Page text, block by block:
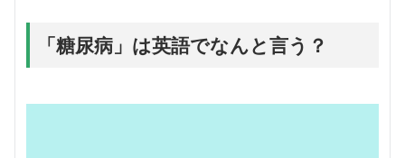
「糖尿病」は英語でなんと言う？